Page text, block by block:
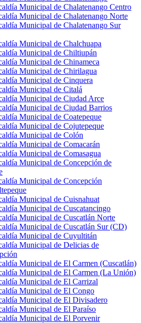
Municipal de Chalatenango Centro
Municipal de Chalatenango Norte
Municipal de Chalatenango Sur
Municipal de Chalchuapa
Municipal de Chiltiupán
Municipal de Chinameca
Municipal de Chirilagua
Municipal de Cinquera
Municipal de Citalá
Municipal de Ciudad Arce
Municipal de Ciudad Barrios
Municipal de Coatepeque
Municipal de Cojutepeque
Municipal de Colón
Municipal de Comacarán
Municipal de Comasagua
Municipal de Concepción de
Municipal de Concepción
Municipal de Cuisnahuat
Municipal de Cuscatancingo
Municipal de Cuscatlán Norte
Municipal de Cuscatlán Sur (CD)
Municipal de Cuyultitán
Municipal de Delicias de
Municipal de El Carmen (Cuscatlán)
Municipal de El Carmen (La Unión)
Municipal de El Carrizal
Municipal de El Congo
Municipal de El Divisadero
Municipal de El Paraíso
Municipal de El Porvenir